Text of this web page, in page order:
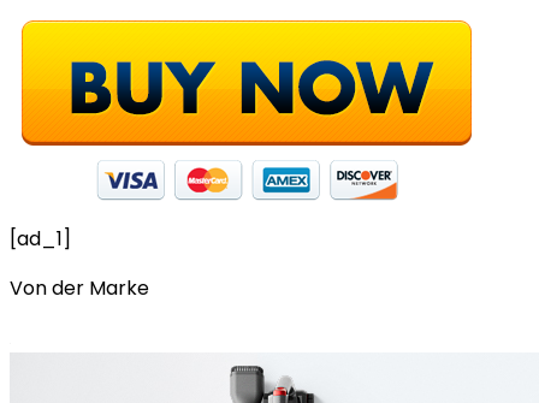
[ad_1]
Von der Marke